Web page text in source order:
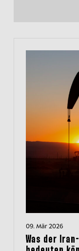
09. Mär 2026
Was der